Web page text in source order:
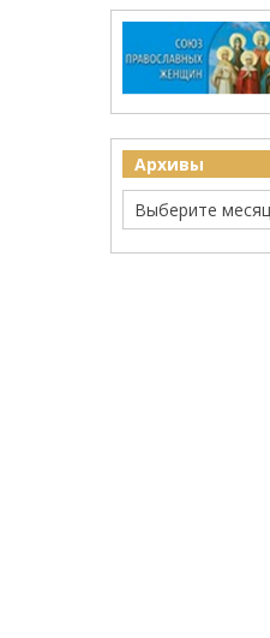
Архивы